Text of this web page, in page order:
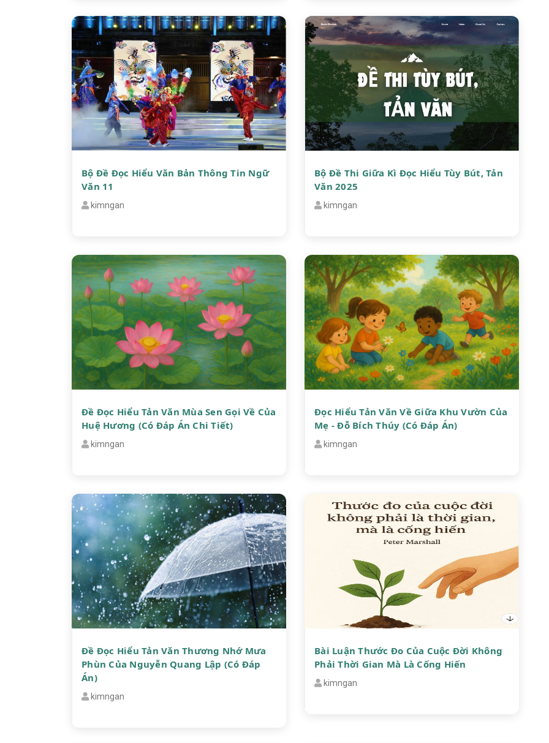
Bộ Đề Đọc Hiểu Văn Bản Thông Tin Ngữ
Văn 11
kimngan
Bộ Đề Thi Giữa Kì Đọc Hiểu Tùy Bút, Tản
Văn 2025
kimngan
Đề Đọc Hiểu Tản Văn Mùa Sen Gọi Về Của
Huệ Hương (có Đáp Án Chi Tiết)
kimngan
Đọc Hiểu Tản Văn Về Giữa Khu Vườn Của
Mẹ - Đỗ Bích Thúy (Có Đáp Án)
kimngan
Đề Đọc Hiểu Tản Văn Thương Nhớ Mưa
Phùn Của Nguyễn Quang Lập (có Đáp
Án)
kimngan
Bài Luận Thước Đo Của Cuộc Đời Không
Phải Thời Gian Mà Là Cống Hiến
kimngan